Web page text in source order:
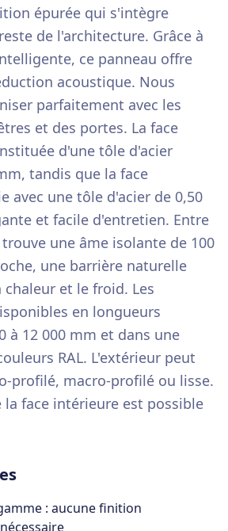
épurée qui s'intègre
de l'architecture. Grâce à
ce panneau offre
acoustique. Nous
parfaitement avec les
et des portes. La face
d'une tôle d'acier
tandis que la face
avec une tôle d'acier de 0,50
et facile d'entretien. Entre
une âme isolante de 100
une barrière naturelle
et le froid. Les
en longueurs
à 12 000 mm et dans une
RAL. L'extérieur peut
profilé, macro-profilé ou lisse.
la face intérieure est possible
: aucune finition